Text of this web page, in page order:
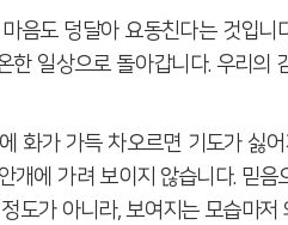
음도 덩달아 요동친다는 것입니
한 일상으로 돌아갑니다. 우리의
화가 가득 차오르면 기도가 싫
개에 가려 보이지 않습니다. 믿음
도가 아니라,보여지는 모습마저